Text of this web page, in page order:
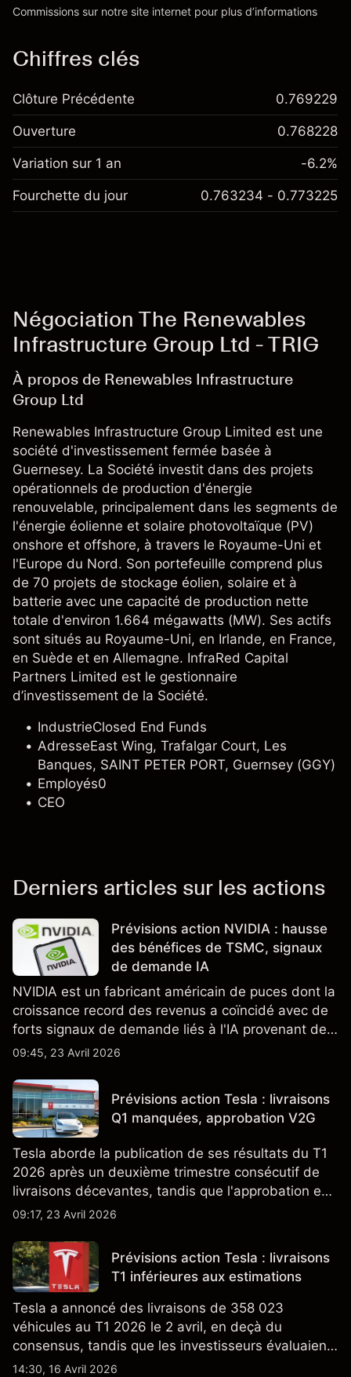
'Tarifs et Frais
Commissions sur notre site internet pour plus d’informations
Chiffres clés
Clôture Précédente 0.769229
Ouverture 0.768228
Variation sur 1 an -6.2%
Fourchette du jour 0.763234 - 0.773225
Négociation The Renewables
Infrastructure Group Ltd - TRIG
À propos de Renewables Infrastructure
Group Ltd
Renewables Infrastructure Group Limited est une
société d'investissement fermée basée à
Guernesey. La Société investit dans des projets
opérationnels de production d'énergie
renouvelable, principalement dans les segments de
l'énergie éolienne et solaire photovoltaïque (PV)
onshore et offshore, à travers le Royaume-Uni et
l'Europe du Nord. Son portefeuille comprend plus
de 70 projets de stockage éolien, solaire et à
batterie avec une capacité de production nette
totale d'environ 1.664 mégawatts (MW). Ses actifs
sont situés au Royaume-Uni, en Irlande, en France,
en Suède et en Allemagne. InfraRed Capital
Partners Limited est le gestionnaire
d’investissement de la Société.
IndustrieClosed End Funds
AdresseEast Wing, Trafalgar Court, Les
Banques, SAINT PETER PORT, Guernsey (GGY)
Employés0
CEO
Derniers articles sur les actions
Prévisions action NVIDIA : hausse
des bénéfices de TSMC, signaux
de demande IA
NVIDIA est un fabricant américain de puces dont la
croissance record des revenus a coïncidé avec de
forts signaux de demande liés à l'IA provenant de
partenaires clés de la chaîne d'approvisionnement,
passées ne préjugent pas des résultats futurs.
09:45, 23 Avril 2026
Prévisions action Tesla : livraisons
Q1 manquées, approbation V2G
Tesla aborde la publication de ses résultats du T1
2026 après un deuxième trimestre consécutif de
livraisons décevantes, tandis que l'approbation en
Californie d'un programme V2G pour le Cybertruck
énergétique.
09:17, 23 Avril 2026
Prévisions action Tesla : livraisons
T1 inférieures aux estimations
Tesla a annoncé des livraisons de 358 023
véhicules au T1 2026 le 2 avril, en deçà du
consensus, tandis que les investisseurs évaluaient
également la croissance des stocks et les projets
14:30, 16 Avril 2026